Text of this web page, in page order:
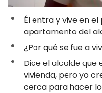
Él entra y vive en
apartamento del
¿Por qué se fue a
Dice el alcalde que
vivienda, pero yo
cerca para hacer